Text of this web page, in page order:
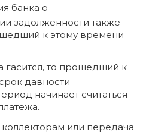
банка о
задолженности также
к этому времени
гасится, то прошедший к
давности
начинает считаться
или передача